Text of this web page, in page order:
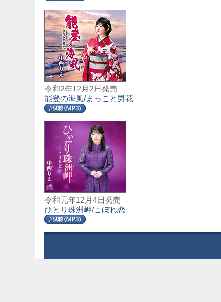
令和2年12月2日発売
能登の海風/まっこと男花
令和元年12月4日発売
ひとり珠洲岬/こぼれ恋